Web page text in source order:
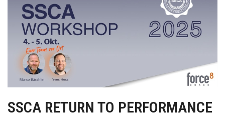
SSCA RETURN TO PERFORMANCE